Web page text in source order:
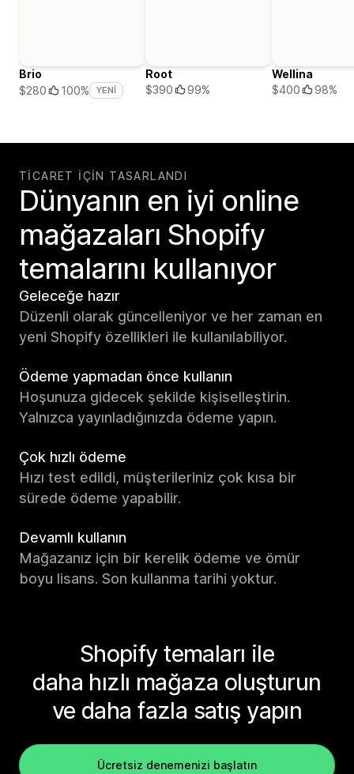
Brio
$280
100% YENI
Root
$390
99%
Wellina
$400
98%
TICARET IÇIN TASARLANDI
Dünyanın en iyi online
mağazaları Shopify
temalarını kullanıyor
Geleceğe hazır
Düzenli olarak güncelleniyor ve her zaman en
yeni Shopify özellikleri ile kullanılabiliyor.
Ödeme yapmadan önce kullanın
Hoşunuza gidecek şekilde kişiselleştirin.
Yalnızca yayınladığınızda ödeme yapın.
Çok hızlı ödeme
Hızı test edildi, müşterileriniz çok kısa bir
sürede ödeme yapabilir.
Devamlı kullanın
Mağazanız için bir kerelik ödeme ve ömür
boyu lisans. Son kullanma tarihi yoktur.
Shopify temaları ile
daha hızlı mağaza oluşturun
ve daha fazla satış yapın
Ücretsiz denemenizi başlatın